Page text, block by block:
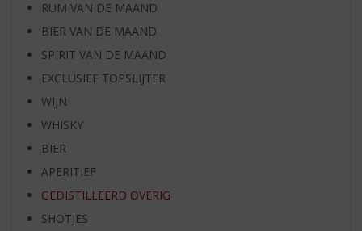
RUM VAN DE MAAND
BIER VAN DE MAAND
SPIRIT VAN DE MAAND
EXCLUSIEF TOPSLIJTER
WIJN
WHISKY
BIER
APERITIEF
GEDISTILLEERD OVERIG
SHOTJES